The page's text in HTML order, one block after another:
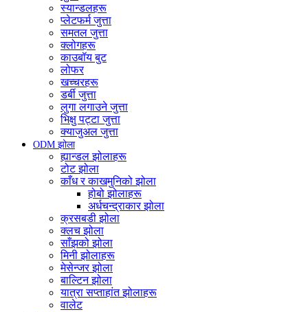
स्यान्डलहरू
प्लेटफर्म जुत्ता
समतल जुत्ता
क्लोगहरू
काउबॉय बुट
लोफर
खच्चरहरू
डर्बी जुत्ता
लुगा लगाउने जुत्ता
भिक्षु पट्टा जुत्ता
क्याजुअल जुत्ता
ODM झोला
ह्यान्डल झोलाहरू
टोट झोला
काँध र काखमुनिको झोला
होबो झोलाहरू
अर्धचन्द्राकार झोला
क्रसबडी झोला
क्लच झोला
साँझको झोला
मिनी झोलाहरू
मेसेन्जर झोला
बाल्टिन झोला
यात्रा सप्ताहांत झोलाहरू
वालेट